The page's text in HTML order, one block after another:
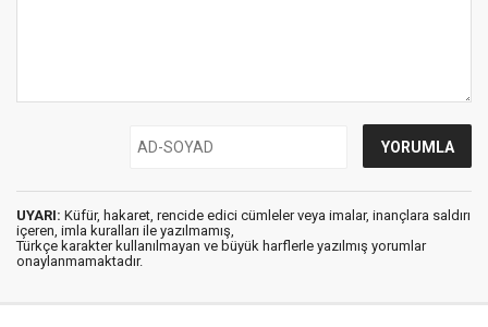
UYARI: Küfür, hakaret, rencide edici cümleler veya imalar, inançlara saldırı
içeren, imla kuralları ile yazılmamış,
Türkçe karakter kullanılmayan ve büyük harflerle yazılmış yorumlar
onaylanmamaktadır.